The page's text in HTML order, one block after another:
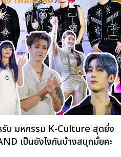
บ มหกรรม K-Culture สุดยิ่ง
เป็นยังไงกันบ้างสนุกมั้ยคะ